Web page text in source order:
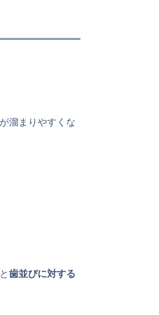
溜まりやすくな
と歯並びに対する